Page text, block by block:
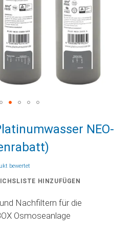
NEO-
bewertet
HINZUFÜGEN
Nachfiltern für die
Osmoseanlage